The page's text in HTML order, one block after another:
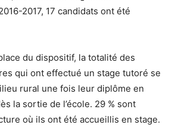
2017, 17 candidats ont été
du dispositif, la totalité des
qui ont effectué un stage tutoré se
rural une fois leur diplôme en
la sortie de l’école. 29 % sont
où ils ont été accueillis en stage.